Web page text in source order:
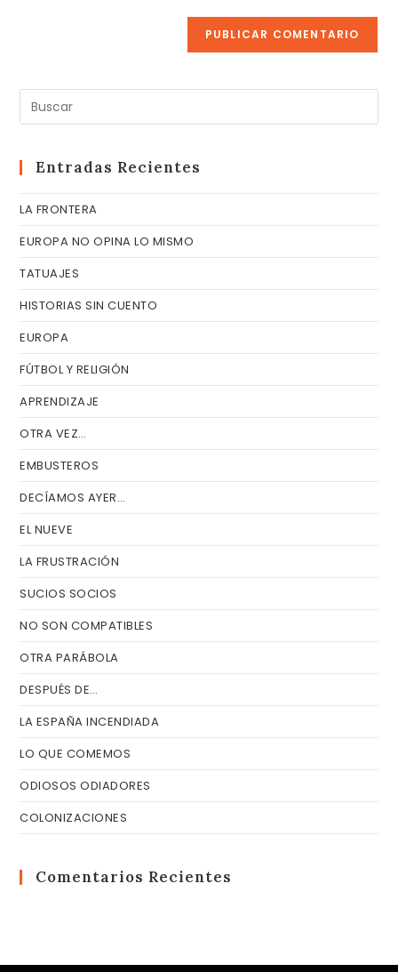
Entradas Recientes
LA FRONTERA
EUROPA NO OPINA LO MISMO
TATUAJES
HISTORIAS SIN CUENTO
EUROPA
FÚTBOL Y RELIGIÓN
APRENDIZAJE
OTRA VEZ…
EMBUSTEROS
DECÍAMOS AYER…
EL NUEVE
LA FRUSTRACIÓN
SUCIOS SOCIOS
NO SON COMPATIBLES
OTRA PARÁBOLA
DESPUÉS DE…
LA ESPAÑA INCENDIADA
LO QUE COMEMOS
ODIOSOS ODIADORES
COLONIZACIONES
Comentarios Recientes